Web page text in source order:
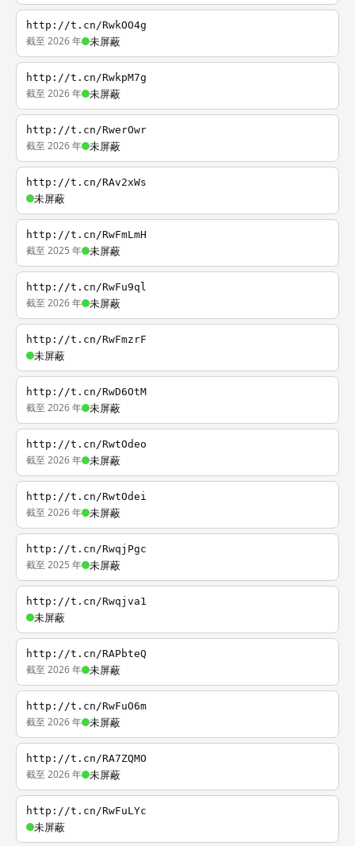
http://t.cn/RwkOO4g
截至 2026 年 未屏蔽
http://t.cn/RwkpM7g
截至 2026 年 未屏蔽
http://t.cn/RwerOwr
截至 2026 年 未屏蔽
http://t.cn/RAv2xWs
未屏蔽
http://t.cn/RwFmLmH
截至 2025 年 未屏蔽
http://t.cn/RwFu9ql
截至 2026 年 未屏蔽
http://t.cn/RwFmzrF
未屏蔽
http://t.cn/RwD6OtM
截至 2026 年 未屏蔽
http://t.cn/RwtOdeo
截至 2026 年 未屏蔽
http://t.cn/RwtOdei
截至 2026 年 未屏蔽
http://t.cn/RwqjPgc
截至 2025 年 未屏蔽
http://t.cn/Rwqjva1
未屏蔽
http://t.cn/RAPbteQ
截至 2026 年 未屏蔽
http://t.cn/RwFuO6m
截至 2026 年 未屏蔽
http://t.cn/RA7ZQMO
截至 2026 年 未屏蔽
http://t.cn/RwFuLYc
未屏蔽